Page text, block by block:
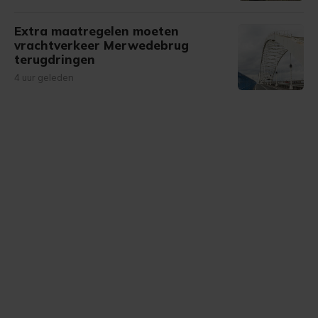
Extra maatregelen moeten
vrachtverkeer Merwedebrug
terugdringen
4 uur geleden